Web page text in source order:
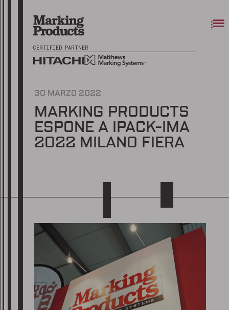
CERTIFIED PARTNER
30 MARZO 2022
MARKING PRODUCTS
ESPONE A IPACK-IMA
2022 MILANO FIERA